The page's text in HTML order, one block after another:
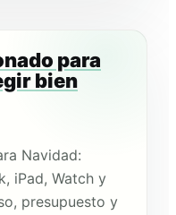
para
bien
Navidad:
iPad, Watch y
presupuesto y